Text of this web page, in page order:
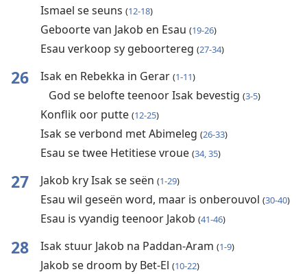
Ismael se seuns (12-18)
Geboorte van Jakob en Esau (19-26)
Esau verkoop sy geboortereg (27-34)
26 Isak en Rebekka in Gerar (1-11)
God se belofte teenoor Isak bevestig (3-5)
Konflik oor putte (12-25)
Isak se verbond met Abimeleg (26-33)
Esau se twee Hetitiese vroue (34, 35)
27 Jakob kry Isak se seën (1-29)
Esau wil geseën word, maar is onberouvol (30-40)
Esau is vyandig teenoor Jakob (41-46)
28 Isak stuur Jakob na Paddan-Aram (1-9)
Jakob se droom by Bet-El (10-22)